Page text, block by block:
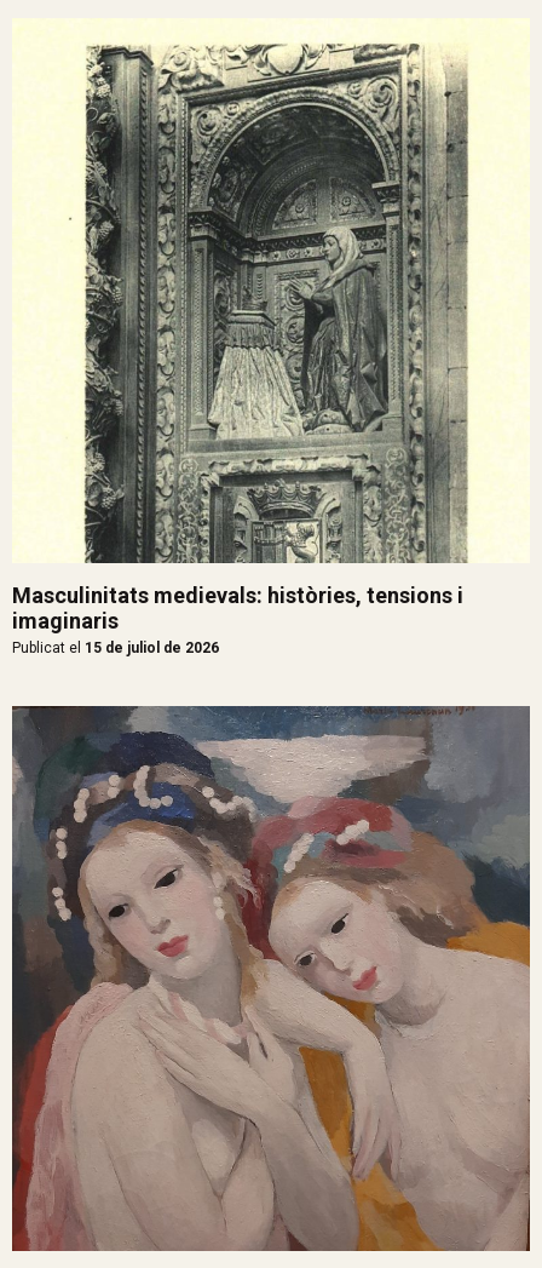
Masculinitats medievals: històries, tensions i
imaginaris
Publicat el 15 de juliol de 2026